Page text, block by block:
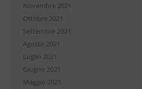
Novembre 2021
Ottobre 2021
Settembre 2021
Agosto 2021
Luglio 2021
Giugno 2021
Maggio 2021